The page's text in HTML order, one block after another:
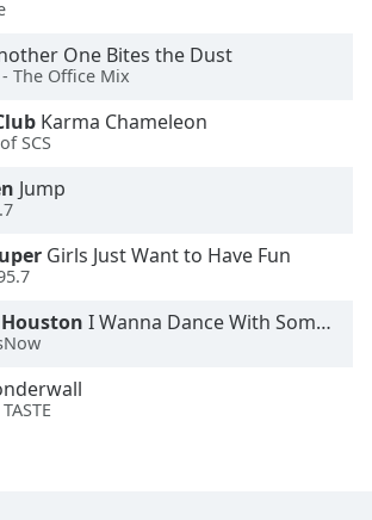
One Bites the Dust
The Office Mix
Karma Chameleon
SCS
Jump
Girls Just Want to Have Fun
I Wanna Dance With Somebody